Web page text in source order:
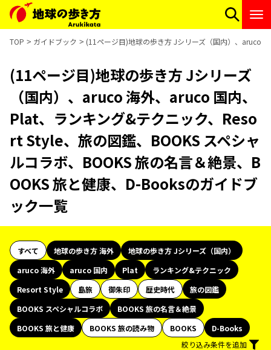
TOP ガイドブック (11ページ目)地球の歩き方 Jシリーズ（国内）、aruco
(11ページ目)地球の歩き方 Jシリーズ
（国内）、aruco 海外、aruco 国内、
Plat、ランキング&テクニック、Reso
rt Style、旅の図鑑、BOOKS スペシャ
ルコラボ、BOOKS 旅の名言＆絶景、B
OOKS 旅と健康、D-Booksのガイドブ
ック一覧
すべて 地球の歩き方 海外
地球の歩き方 Jシリーズ（国内）
aruco 海外
aruco 国内 Plat
ランキング&テクニック
Resort Style
島旅 御朱印 歴史時代
旅の図鑑
BOOKS スペシャルコラボ
BOOKS 旅の名言＆絶景
BOOKS 旅と健康
BOOKS 旅の読み物 BOOKS
D-Books
絞り込み条件を追加